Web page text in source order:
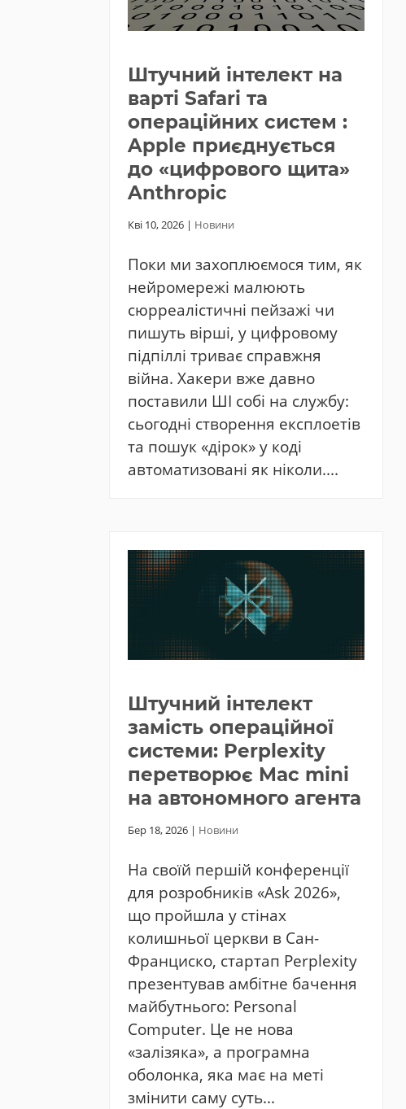
Штучний інтелект на
варті Safari та
операційних систем :
Apple приєднується
до «цифрового щита»
Anthropic
Кві 10, 2026| Новини
Поки ми захоплюємося тим, як
нейромережі малюють
сюрреалістичні пейзажі чи
пишуть вірші, у цифровому
підпіллі триває справжня
війна. Хакери вже давно
поставили ШІ собі на службу:
сьогодні створення експлоетів
та пошук «дірок» у коді
автоматизовані як ніколи....
Штучний інтелект
замість операційної
системи: Perplexity
перетворює Mac mini
на автономного агента
Бер 18, 2026| Новини
На своїй першій конференції
для розробників «Ask 2026»,
що пройшла у стінах
колишньої церкви в Сан-
Франциско, стартап Perplexity
презентував амбітне бачення
майбутнього: Personal
Computer. Це не нова
«залізяка», а програмна
оболонка, яка має на меті
змінити саму суть...